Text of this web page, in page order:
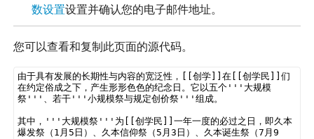
数设置设置并确认您的电子邮件地址。
您可以查看和复制此页面的源代码。